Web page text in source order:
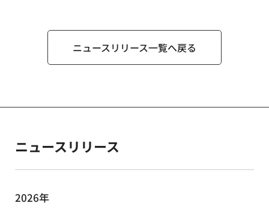
ニュースリリース一覧へ戻る
ニュースリリース
2026年